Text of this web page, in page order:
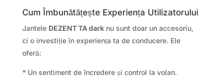
Cum Îmbunătățește Experiența Utilizatorului
Jantele DEZENT TA darknu sunt doar un accesoriu,
ci o investiție în experiența ta de conducere. Ele
oferă:
* Un sentiment de încredere și control la volan.